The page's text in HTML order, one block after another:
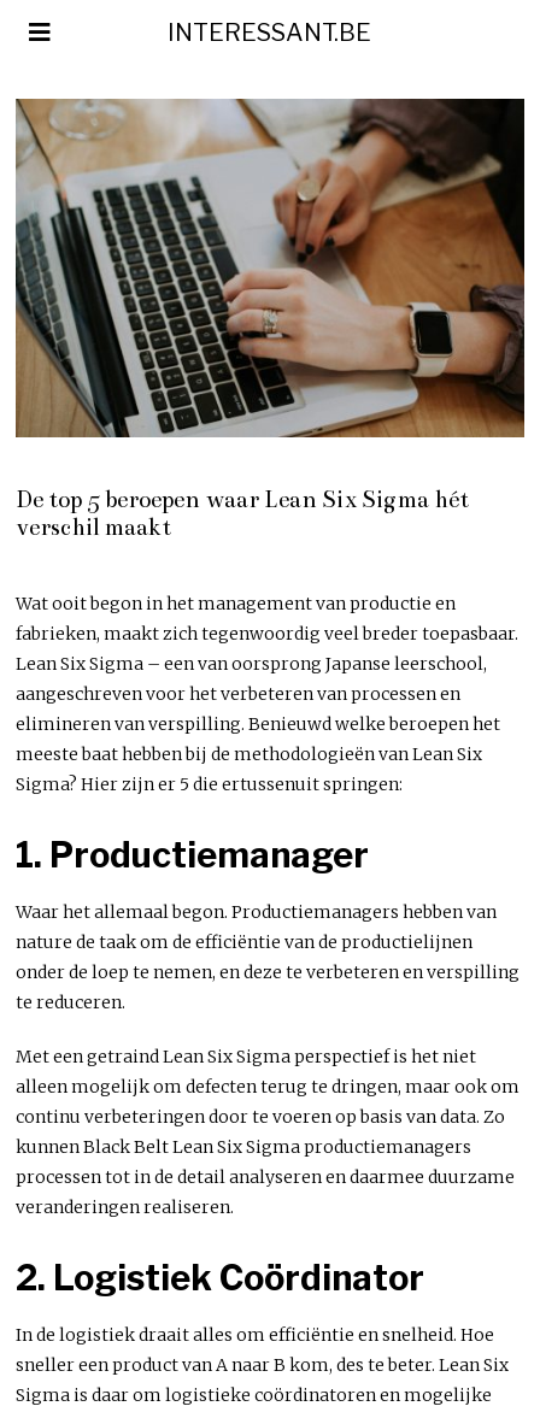
INTERESSANT.BE
De top 5 beroepen waar Lean Six Sigma hét
verschil maakt
Wat ooit begon in het management van productie en
fabrieken, maakt zich tegenwoordig veel breder toepasbaar.
Lean Six Sigma – een van oorsprong Japanse leerschool,
aangeschreven voor het verbeteren van processen en
elimineren van verspilling. Benieuwd welke beroepen het
meeste baat hebben bij de methodologieën van Lean Six
Sigma? Hier zijn er 5 die ertussenuit springen:
1. Productiemanager
Waar het allemaal begon. Productiemanagers hebben van
nature de taak om de efficiëntie van de productielijnen
onder de loep te nemen, en deze te verbeteren en verspilling
te reduceren.
Met een getraind Lean Six Sigma perspectief is het niet
alleen mogelijk om defecten terug te dringen, maar ook om
continu verbeteringen door te voeren op basis van data. Zo
kunnen Black Belt Lean Six Sigma productiemanagers
processen tot in de detail analyseren en daarmee duurzame
veranderingen realiseren.
2. Logistiek Coördinator
In de logistiek draait alles om efficiëntie en snelheid. Hoe
sneller een product van A naar B kom, des te beter. Lean Six
Sigma is daar om logistieke coördinatoren en mogelijke